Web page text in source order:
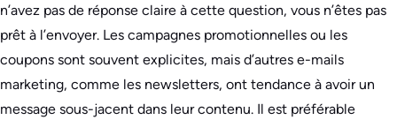
n’avez pas de réponse claire à cette question, vous n’êtes pas
prêt à l’envoyer. Les campagnes promotionnelles ou les
coupons sont souvent explicites, mais d’autres e-mails
marketing, comme les newsletters, ont tendance à avoir un
message sous-jacent dans leur contenu. Il est préférable